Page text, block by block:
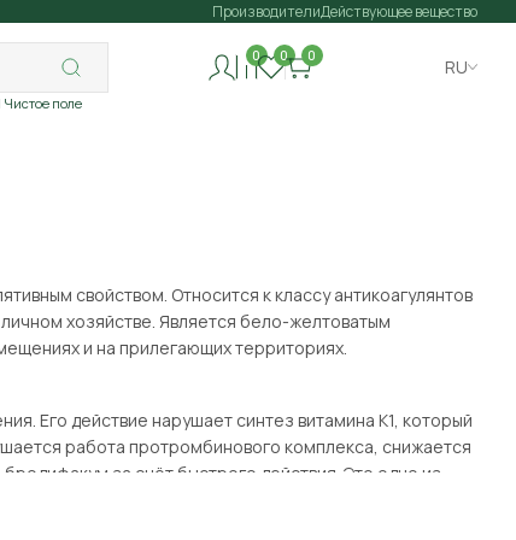
ПроизводителиДействующее вещество
| Чистое поле
0 0 0
RU
свойством. Относится к классу антикоагулянтов
хозяйстве. Является бело-желтоватым
и на прилегающих территориях.
Его действие нарушает синтез витамина K1, который
работа протромбинового комплекса, снижается
за счёт быстрого действия. Это одно из